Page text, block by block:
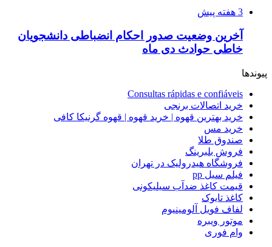
3 هفته پیش
آخرین وضعیت صدور احکام انضباطی دانشجویان
خاطی حوادث دی ماه
پیوندها
Consultas rápidas e confiáveis
خرید اتصالات برنجی
خرید بهترین قهوه | خرید قهوه | قهوه گرنیکا کافی
خرید مس
صندوق طلا
فروش بلبرینگ
فروشگاه هیدرولیک در تهران
فیلم سیل pp
قیمت کاغذ ضدآب سیلیکونی
کاغذ تایوک
لفاف فویل آلومینیوم
موتور ویبره
وام فوری